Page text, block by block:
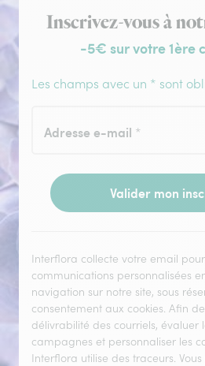
Inscription à la
Inscrivez-vous à
-5€ sur votre 1ère
Les champs avec un * sont
Adresse e-mail *
Valider mon
Interflora collecte votre email
communications personnalisées
navigation sur notre site, sous
consentement aux cookies. Afin
délivrabilité des courriels, évaluer
campagnes et personnaliser les
Interflora utilise des traceurs.